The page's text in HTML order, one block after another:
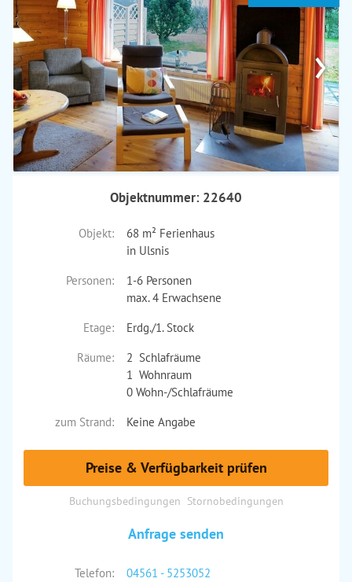
›
Objektnummer: 22640
Objekt:
68 m² Ferienhaus
in Ulsnis
Personen:
1-6 Personen
max. 4 Erwachsene
Etage:
Erdg./1. Stock
Räume:
2 Schlafräume
1 Wohnraum
0 Wohn-/Schlafräume
zum Strand:
Keine Angabe
Preise & Verfügbarkeit prüfen
Buchungsbedingungen Stornobedingungen
Anfrage senden
Telefon:
04561 - 5253052